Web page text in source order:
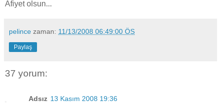
Afiyet olsun...
pelince zaman: 11/13/2008 06:49:00 ÖS
Paylaş
37 yorum:
Adsız 13 Kasım 2008 19:36